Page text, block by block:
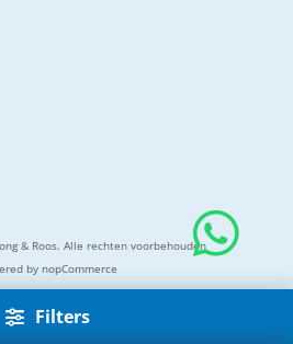
Filters
& Roos. Alle rechten voorbehouden
by nopCommerce